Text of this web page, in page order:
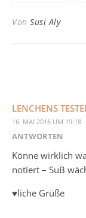
Von Susi Aly
LENCHENS
16. MAI 2016 UM 19:18
ANTWORTEN
Könne wirklich
notiert – SuB
♥liche Grüße